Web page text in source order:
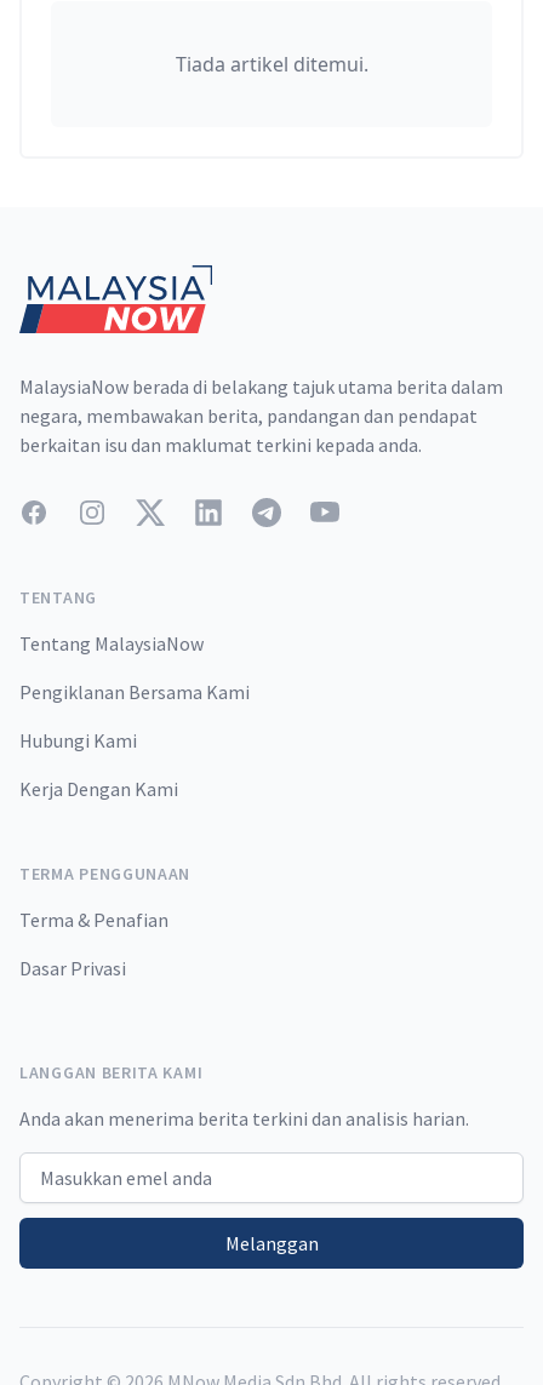
Tiada artikel ditemui.
MalaysiaNow berada di belakang tajuk utama berita dalam
negara, membawakan berita, pandangan dan pendapat
berkaitan isu dan maklumat terkini kepada anda.
FacebookInstagramTwitterLinkedInTelegramYouTube
TENTANG
Tentang MalaysiaNow
Pengiklanan Bersama Kami
Hubungi Kami
Kerja Dengan Kami
TERMA PENGGUNAAN
Terma & Penafian
Dasar Privasi
LANGGAN BERITA KAMI
Anda akan menerima berita terkini dan analisis harian.
Email address
Melanggan